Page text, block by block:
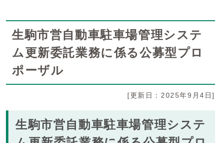
生駒市営自動車駐車場管理システ
ム更新委託業務に係る公募型プロ
ポーザル
[更新日：2025年9月4日]
生駒市営自動車駐車場管理システ